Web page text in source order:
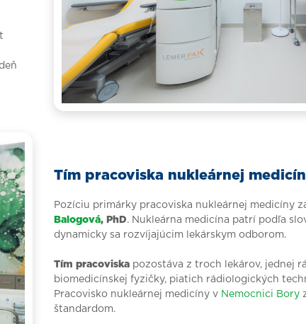
Tím pracoviska nukleárnej
Pozíciu primárky pracoviska nukleárnej medicíny
Balogová, PhD. Nukleárna medicína patrí podľa
dynamicky sa rozvíjajúcim lekárskym odborom.
Tím pracoviska pozostáva z troch lekárov, jednej
biomedicínskej fyzičky, piatich rádiologických
Pracovisko nukleárnej medicíny v Nemocnici Bory
štandardom.